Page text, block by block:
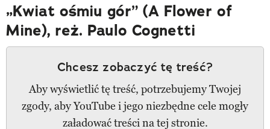
„Kwiat ośmiu gór” (A Flower of
Mine), reż. Paulo Cognetti
Chcesz zobaczyć tę treść?
Aby wyświetlić tę treść, potrzebujemy Twojej
zgody, aby YouTube i jego niezbędne cele mogły
załadować treści na tej stronie.